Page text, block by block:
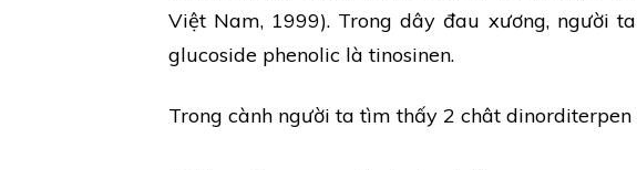
Việt Nam, 1999). Trong dây đau xương, người
glucoside phenolic là tinosinen.
Trong cành người ta tìm thấy 2 chât